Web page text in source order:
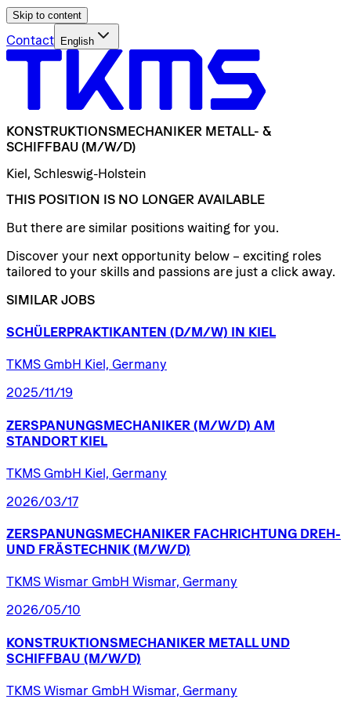
Skip to content
Contact English
KONSTRUKTIONSMECHANIKER METALL- &
SCHIFFBAU (M/W/D)
Kiel, Schleswig-Holstein
THIS POSITION IS NO LONGER AVAILABLE
But there are similar positions waiting for you.
Discover your next opportunity below – exciting roles
tailored to your skills and passions are just a click away.
SIMILAR JOBS
SCHÜLERPRAKTIKANTEN (D/​M/​W) IN KIEL
TKMS GmbH Kiel, Germany
2025/11/19
ZERSPANUNGSMECHANIKER (M/W/D) AM
STANDORT KIEL
TKMS GmbH Kiel, Germany
2026/03/17
ZERSPANUNGSMECHANIKER FACHRICHTUNG DREH-
UND FRÄSTECHNIK (M/W/D)
TKMS Wismar GmbH Wismar, Germany
2026/05/10
KONSTRUKTIONSMECHANIKER METALL UND
SCHIFFBAU (M/W/D)
TKMS Wismar GmbH Wismar, Germany